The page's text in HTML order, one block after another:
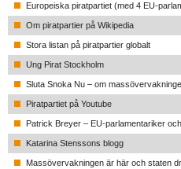
Europeiska piratpartiet (med 4 EU-
Om piratpartier på Wikipedia
Stora listan på piratpartier globalt
Ung Pirat Stockholm
Sluta Snoka Nu – om
Piratpartiet på Youtube
Patrick Breyer – EU-parlamentariker
Katarina Stenssons blogg
Massövervakningen är här och staten